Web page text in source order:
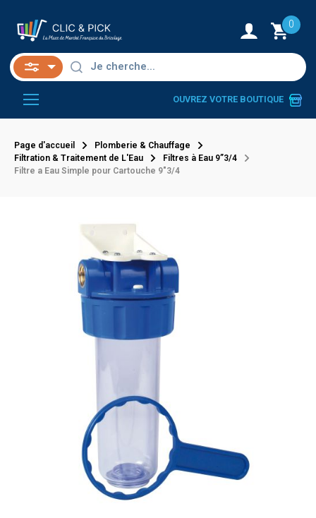
0
OUVREZ VOTRE BOUTIQUE
Page d'accueil
Plomberie & Chauffage
Filtration & Traitement de L'Eau
Filtres à Eau 9”3/4
Filtre a Eau Simple pour Cartouche 9"3/4